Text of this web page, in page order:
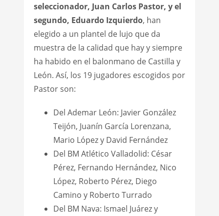
seleccionador, Juan Carlos Pastor, y el
segundo, Eduardo Izquierdo, han
elegido a un plantel de lujo que da
muestra de la calidad que hay y siempre
ha habido en el balonmano de Castilla y
León. Así, los 19 jugadores escogidos por
Pastor son:
Del Ademar León: Javier González
Teijón, Juanín García Lorenzana,
Mario López y David Fernández
Del BM Atlético Valladolid: César
Pérez, Fernando Hernández, Nico
López, Roberto Pérez, Diego
Camino y Roberto Turrado
Del BM Nava: Ismael Juárez y